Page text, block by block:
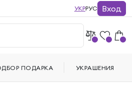
УКРРУС Вход
ПОДАРКА УКРАШЕНИЯ